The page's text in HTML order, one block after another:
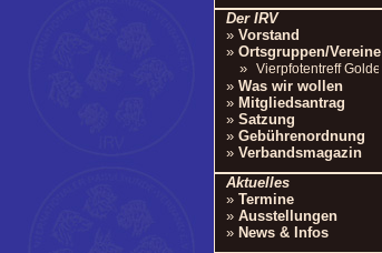
Der IRV
» Vorstand
» Ortsgruppen/Vereine
»
» Was wir wollen
» Mitgliedsantrag
» Satzung
» Gebührenordnung
» Verbandsmagazin
Aktuelles
» Termine
» Ausstellungen
» News & Infos